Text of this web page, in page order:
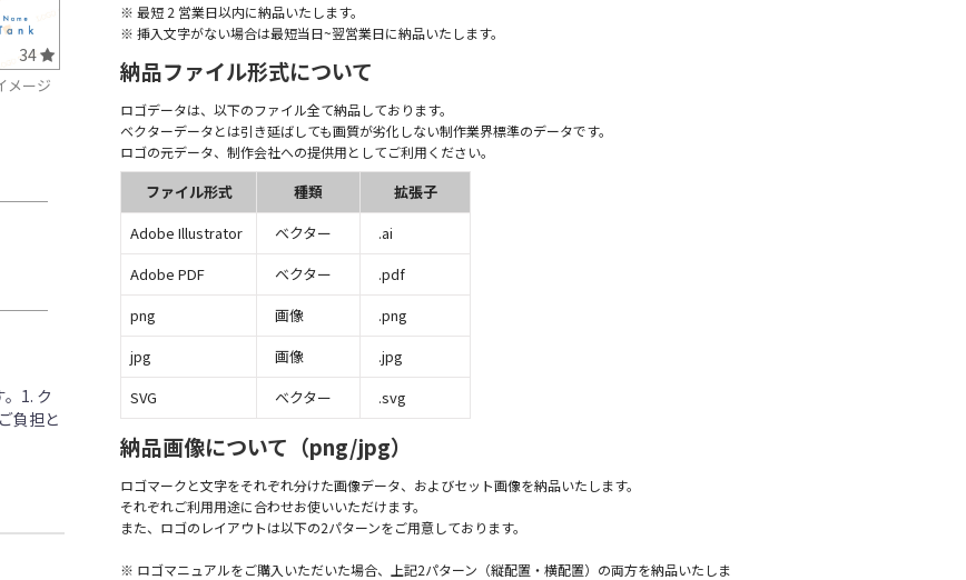
34
メージ
1. ク
負担と
※ 最短 2 営業日以内に納品いたします。
※ 挿入文字がない場合は最短当日~翌営業日に納品いたします。
納品ファイル形式について
ロゴデータは、以下のファイル全て納品しております。
ベクターデータとは引き延ばしても画質が劣化しない制作業界標準のデータです。
ロゴの元データ、制作会社への提供用としてご利用ください。
ファイル形式 種類
拡張子
Adobe Illustrator
ベクター
.ai
Adobe PDF
ベクター
.pdf
png
画像
.png
jpg
画像
.jpg
SVG
ベクター .svg
納品画像について（png/jpg）
ロゴマークと文字をそれぞれ分けた画像データ、およびセット画像を納品いたします。
それぞれご利用用途に合わせお使いいただけます。
また、ロゴのレイアウトは以下の2パターンをご用意しております。
※ ロゴマニュアルをご購入いただいた場合、上記2パターン（縦配置・横配置）の両方を納品いたしま